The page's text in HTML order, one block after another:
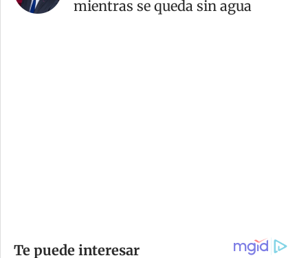
mientras se queda sin agua